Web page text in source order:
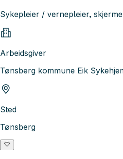
Sykepleier / vernepleier,
Arbeidsgiver
Tønsberg kommune Eik
Sted
Tønsberg